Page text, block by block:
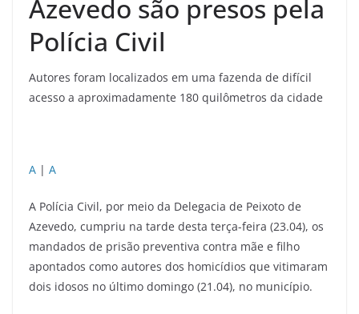
Azevedo são presos pela
Polícia Civil
Autores foram localizados em uma fazenda de difícil
acesso a aproximadamente 180 quilômetros da cidade
A | A
A Polícia Civil, por meio da Delegacia de Peixoto de
Azevedo, cumpriu na tarde desta terça-feira (23.04), os
mandados de prisão preventiva contra mãe e filho
apontados como autores dos homicídios que vitimaram
dois idosos no último domingo (21.04), no município.